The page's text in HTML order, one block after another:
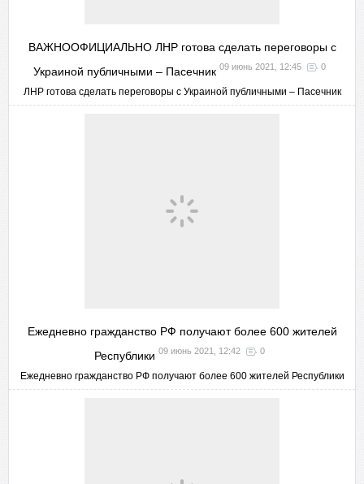
ВАЖНООФИЦИАЛЬНО ЛНР готова сделать переговоры с
Украиной публичными – Пасечник 09 июнь 2021, 12:45 0
ЛНР готова сделать переговоры с Украиной публичными – Пасечник
Ежедневно гражданство РФ получают более 600 жителей
Республики 09 июнь 2021, 12:42 0
Ежедневно гражданство РФ получают более 600 жителей Республики